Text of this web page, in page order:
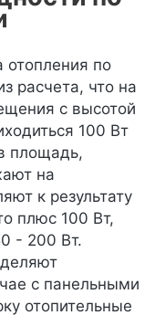
по
расчета, что на
с высотой
100 Вт
площадь,
на
к результату
плюс 100 Вт,
- 200 Вт.
с панельными
отопительные